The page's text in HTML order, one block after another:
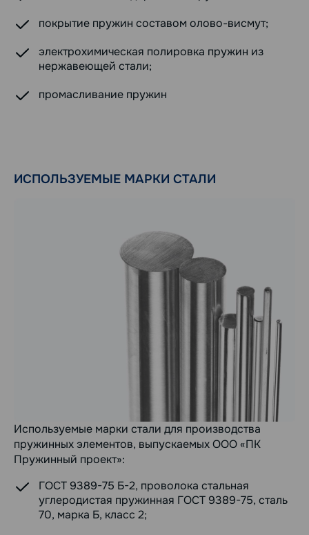
покрытие пружин составом олово-висмут;
электрохимическая полировка пружин из
нержавеющей стали;
промасливание пружин
ИСПОЛЬЗУЕМЫЕ МАРКИ СТАЛИ
Используемые марки стали для производства
пружинных элементов, выпускаемых ООО «ПК
Пружинный проект»:
ГОСТ 9389-75 Б-2, проволока стальная
углеродистая пружинная ГОСТ 9389-75, сталь
70, марка Б, класс 2;